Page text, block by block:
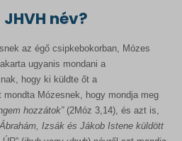
név?
az égő csipkebokorban, Mózes
ugyanis mondani a
hogy ki küldte őt a
Mózesnek, hogy mondja meg
hozzátok”(2Móz 3,14), és azt is,
Izsák és Jákob Istene küldött